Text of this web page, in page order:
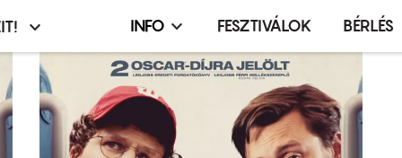
Infó,
esemény,
terembérlés
menü
INFO FESZTIVÁLOK BÉRLÉS